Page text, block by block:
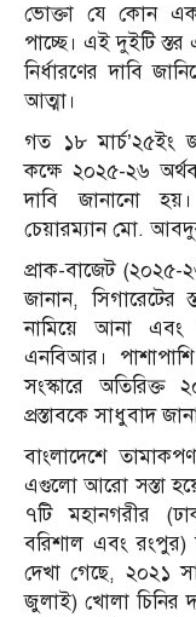
ভোক্তা যে কোন
পাচ্ছে। এই দুইটি স্তর
নির্ধারণের দাবি
আত্মা।
গত ১৮ মার্চ’২৫ইং
কক্ষে ২০২৫-২৬
দাবি জানানো
চেয়ারম্যান মো.
প্রাক-বাজেট
জানান, সিগারেটের
নামিয়ে আনা এবং
এনবিআর।
সংস্কারে
প্রস্তাবকে সাধুবাদ
বাংলাদেশে
এগুলো আরো সস্তা হয়ে
৭টি মহানগরীর
বরিশাল এবং রংপুর)
দেখা গেছে, ২০২১
জুলাই) খোলা চিনির